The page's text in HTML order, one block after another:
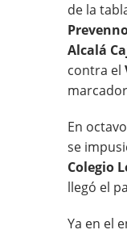
de la
Alcalá
contra el
En
se
Colegio
llegó el
Ya en el